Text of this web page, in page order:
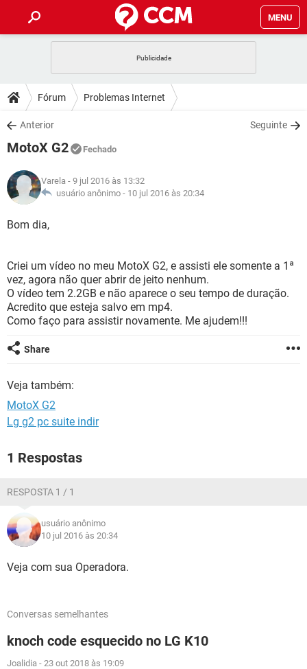
MENU
CELULAR FACEBOOK
OUTLOOK
INSTAGRAM
GUIA DE COMPRAS
DICAS
JOGOS WHATSAPP
INSTAGRAM
GUIA DE COMPRAS
DOWNLOADS
JOGOS
CELULAR
OUTLOOK EXCEL
INSTAGRAM
JOGOS
CELULAR
OUTLOOK
GUIA DE COMPRAS
GLOSSÁRIO
JOGOS
OUTLOOK EXCEL
INSTAGRAM
GUIA DE COMPRAS
Fórum Problemas Internet
Anterior Seguinte
MotoX G2 Fechado
Varela - 9 jul 2016 às 13:32
usuário anônimo - 10 jul 2016 às 20:34
Bom dia,
Criei um vídeo no meu MotoX G2, e assisti ele somente a 1ª
vez, agora não quer abrir de jeito nenhum.
O vídeo tem 2.2GB e não aparece o seu tempo de duração.
Acredito que esteja salvo em mp4.
Como faço para assistir novamente. Me ajudem!!!
Share
Veja também:
MotoX G2
Lg g2 pc suite indir
1 Respostas
RESPOSTA 1 / 1
usuário anônimo
10 jul 2016 às 20:34
Veja com sua Operadora.
Conversas semelhantes
knoch code esquecido no LG K10
Joalidia - 23 out 2018 às 19:09